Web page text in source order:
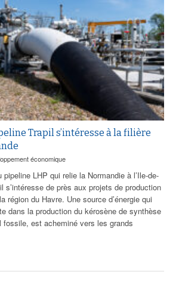
Trapil s’intéresse à la filière
économique
LHP qui relie la Normandie à l’Ile-de-
s’intéresse de près aux projets de production
région du Havre. Une source d’énergie qui
dans la production du kérosène de synthèse
fossile, est acheminé vers les grands